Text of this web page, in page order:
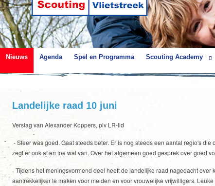
Nieuws Agenda Spel en Programma Scouting Academy
Landelijke raad 10 juni
Verslag van Alexander Koppers, plv LR-lid
- Sfeer was goed. Gaat steeds beter. Er is nog steeds een aantal regio's
zegt er ook af en toe wat van. Over het algemeen goed gesprek over goed
- Tijdens het meningsvormend deel heeft de landelijke raad nagedacht
aantrekkelijker te maken voor meiden en voor vrouwelijke vrijwilligers.